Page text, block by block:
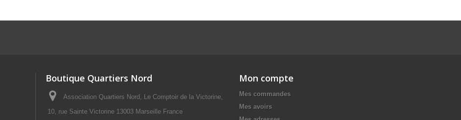
Boutique Quartiers Nord
Association Quartiers Nord, Le Comptoir de la Victorine,
10, rue Sainte Victorine 13003 Marseille France
Mon compte
Mes commandes
Mes avoirs